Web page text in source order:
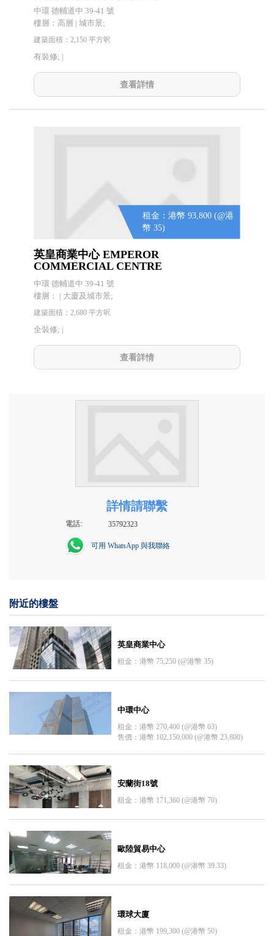
中環 德輔道中 39-41 號
樓層：高層 | 城市景;
建築面積：2,150 平方呎
有裝修; |
查看詳情
租金：港幣 93,800 (@港
幣 35)
英皇商業中心 EMPEROR
COMMERCIAL CENTRE
中環 德輔道中 39-41 號
樓層： | 大廈及城市景;
建築面積：2,680 平方呎
全裝修; |
查看詳情
詳情請聯繫
電話: 35792323
可用 WhatsApp 與我聯絡
附近的樓盤
英皇商業中心
租金：港幣 75,250 (@港幣 35)
中環中心
租金：港幣 270,400 (@港幣 63)
售價：港幣 102,150,000 (@港幣 23,800)
安蘭街18號
租金：港幣 171,360 (@港幣 70)
歐陸貿易中心
租金：港幣 118,000 (@港幣 39.33)
環球大廈
租金：港幣 199,300 (@港幣 50)